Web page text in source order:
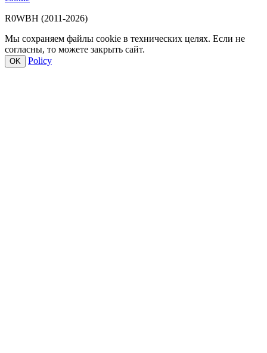
R0WBH (2011-2026)
Мы сохраняем файлы cookie в технических целях. Если не
согласны, то можете закрыть сайт.
OK Policy